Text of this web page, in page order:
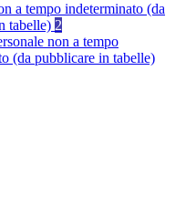
a tempo indeterminato (da
tabelle) 2
non a tempo
(da pubblicare in tabelle)